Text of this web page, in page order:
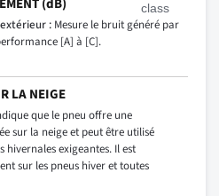
(dB)
: Mesure le bruit généré par
[A] à [C].
LA NEIGE
que le pneu offre une
sur la neige et peut être utilisé
hivernales exigeantes. Il est
sur les pneus hiver et toutes